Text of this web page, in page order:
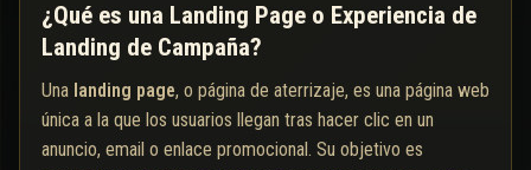
¿Qué es una Landing Page o Experiencia de
Landing de Campaña?
Una landing page, o página de aterrizaje, es una página web
única a la que los usuarios llegan tras hacer clic en un
anuncio, email o enlace promocional. Su objetivo es